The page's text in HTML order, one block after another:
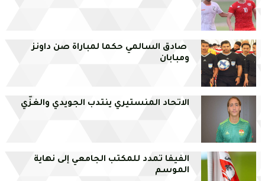
صادق السالمي حكما لمباراة صن داونز
ومبابان
الاتحاد المنستيري ينتدب الجويدي والغزّي
الفيفا تمدد للمكتب الجامعي إلى نهاية
الموسم